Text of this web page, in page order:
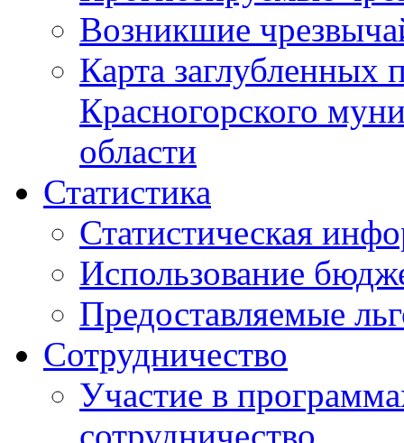
Возникшие
Карта
Красногорского
области
Статистика
Статистическая
Использование
Предоставляемые
Сотрудничество
Участие в
сотрудничество